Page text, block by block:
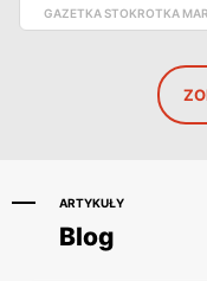
GAZETKA STOKROTKA
ARTYKUŁY
Blog